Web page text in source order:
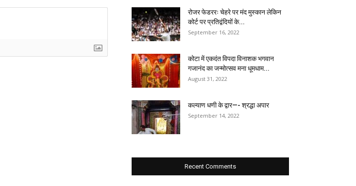
रोजर फेडररः चेहरे पर मंद मुस्कान लेकिन
कोर्ट पर प्रतिद्वंदियों के...
September 16, 2022
कोटा में एकदंत विपदा विनाशक भगवान
गजानंद का जन्मोत्सव मना धूमधाम...
August 31, 2022
कल्याण धणी के द्वार—- श्रद्धा अपार
September 14, 2022
Recent Comments